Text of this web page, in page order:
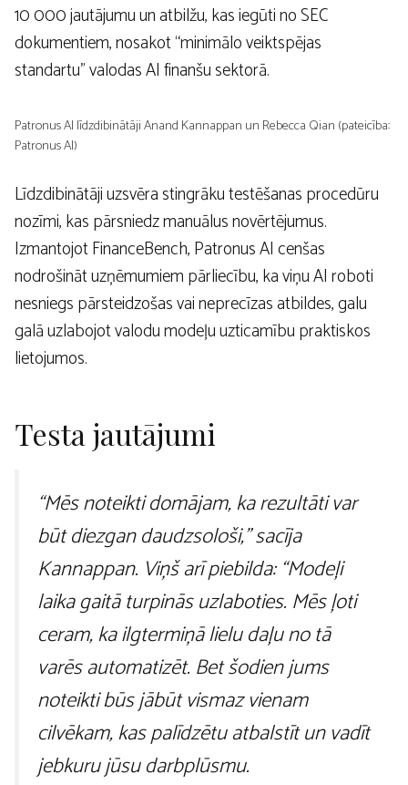
10 000 jautājumu un atbilžu, kas iegūti no SEC
dokumentiem, nosakot “minimālo veiktspējas
standartu” valodas AI finanšu sektorā.
Patronus AI līdzdibinātāji Anand Kannappan un Rebecca Qian (pateicība:
Patronus AI)
Līdzdibinātāji uzsvēra stingrāku testēšanas procedūru
nozīmi, kas pārsniedz manuālus novērtējumus.
Izmantojot FinanceBench, Patronus AI cenšas
nodrošināt uzņēmumiem pārliecību, ka viņu AI roboti
nesniegs pārsteidzošas vai neprecīzas atbildes, galu
galā uzlabojot valodu modeļu uzticamību praktiskos
lietojumos.
Testa jautājumi
“Mēs noteikti domājam, ka rezultāti var
būt diezgan daudzsološi,” sacīja
Kannappan. Viņš arī piebilda: “Modeļi
laika gaitā turpinās uzlaboties. Mēs ļoti
ceram, ka ilgtermiņā lielu daļu no tā
varēs automatizēt. Bet šodien jums
noteikti būs jābūt vismaz vienam
cilvēkam, kas palīdzētu atbalstīt un vadīt
jebkuru jūsu darbplūsmu.